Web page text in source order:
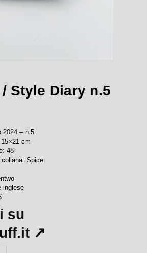
Style Diary n.5
2024 – n.5
cm
48
collana: Spice
inglese
su
↗︎